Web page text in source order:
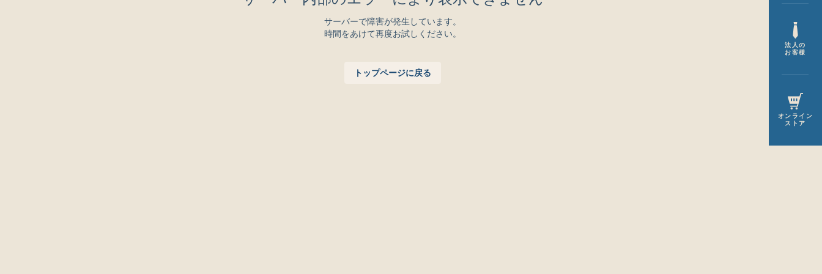
法人の
お客様
オンライン
ストア
サーバーで障害が発生しています。
時間をあけて再度お試しください。
トップページに戻る